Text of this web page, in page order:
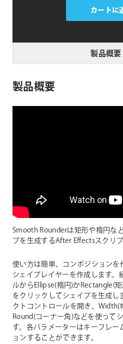
カートに
製品概要
製品概要
Smooth Rounderは矩形や楕円な
プを生成するAfter Effectsスクリプ
使い方は簡単、コンポジション
シェイプレイヤーを作成します
ルからEllipse(楕円)かRectangle(
をクリックしてシェイプを生成し
クトコントロールを開き、Width(
Round(コーナー角)などを使って
す。各パラメーターはキーフレ
ョンすることができます。